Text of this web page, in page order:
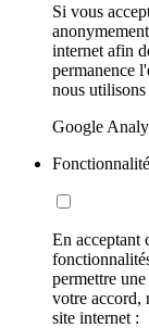
Si vous
internet afin
permanence
nous utilisons
Google
Fonctionnalité
En acceptant
permettre
votre accord,
site internet :